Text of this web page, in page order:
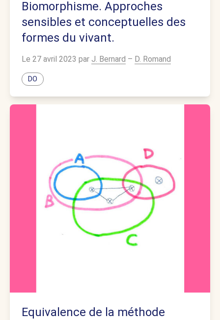
Biomorphisme. Approches
sensibles et conceptuelles des
formes du vivant.
Le 27 avril 2023 par J. Bernard – D. Romand
DO
Equivalence de la méthode